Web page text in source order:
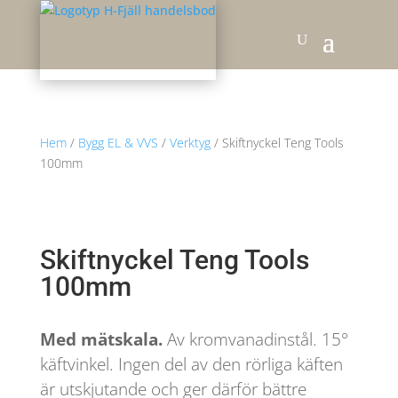
Hem/ Bygg EL & VVS / Verktyg/ Skiftnyckel Teng Tools
100mm
Skiftnyckel Teng Tools
100mm
Med mätskala.Av kromvanadinstål. 15°
käftvinkel. Ingen del av den rörliga käften
är utskjutande och ger därför bättre